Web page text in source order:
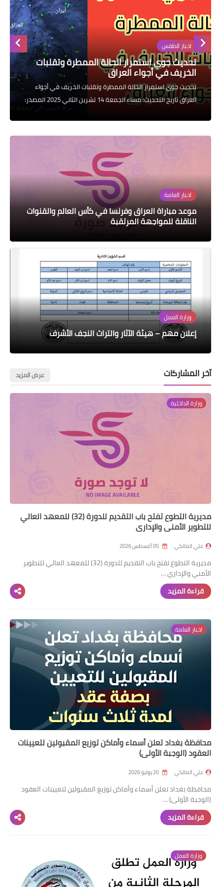
التقنية
سلف وقروض
وزارة العمل
اخبار الطقس
اخبار الطقس
تحديث جوي استمرار الحالة الممطرة وتقلبات
الخريف في أجواء العراق
تحديث جوي استمرار الحالة الممطرة وتقلبات الخريف في أجواء
العراق تاريخ التحديث: مساء الجمعة 14 تشرين الثاني 2025 المصدر:
اخبار العامة
موعد مباراة العراق وفرنسا في كأس العالم والقنوات
الناقلة للمواجهة المرتقبة
وزارة العمل
إعلان مهم – هيئة الآثار والتراث النجف الأشرف
آخر المشاركات عرض المزيد
وزارة الداخلية
مديرية التطوع تفتح باب التقديم للدورة (32) للمعهد العالي
للتطوير الأمني والإداري
علي المالكي
مديرية التطوع تفتح باب التقديم للدورة (32) للمعهد العالي للتطوير
الأمني والإداري …
قراءة المزيد
اخبار العامة
محافظة بغداد تعلن أسماء وأماكن توزيع المقبولين لتعيينات
العقود (الوجبة الأولى)
علي المالكي
محافظة بغداد تعلن أسماء وأماكن توزيع المقبولين لتعيينات العقود
(الوجبة الأولى) …
قراءة المزيد
وزارة العمل